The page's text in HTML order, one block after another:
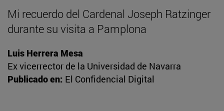
Mi recuerdo del Cardenal Joseph Ratzinger
durante su visita a Pamplona
Luis Herrera Mesa
Ex vicerrector de la Universidad de Navarra
Publicado en: El Confidencial Digital